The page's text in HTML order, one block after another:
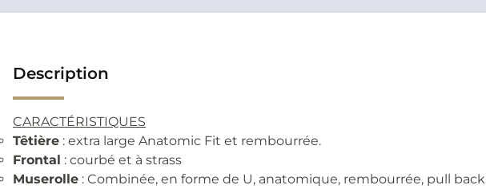
Description
CARACTÉRISTIQUES
Têtière : extra large Anatomic Fit et rembourrée.
Frontal : courbé et à strass
Muserolle : Combinée, en forme de U, anatomique, rembourrée, pull back